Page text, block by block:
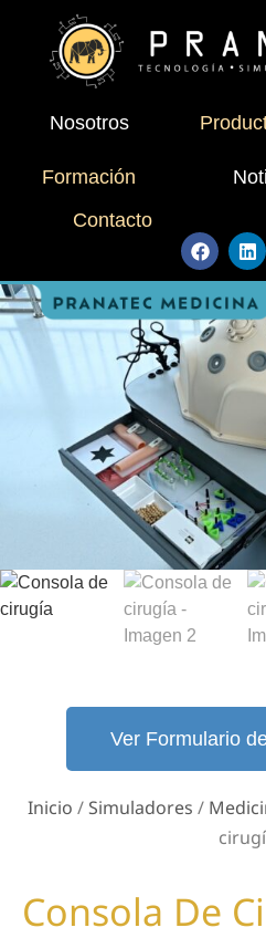
Nosotros
Formación
Contacto
Ver Formulario
Inicio / Simuladores /
Consola De